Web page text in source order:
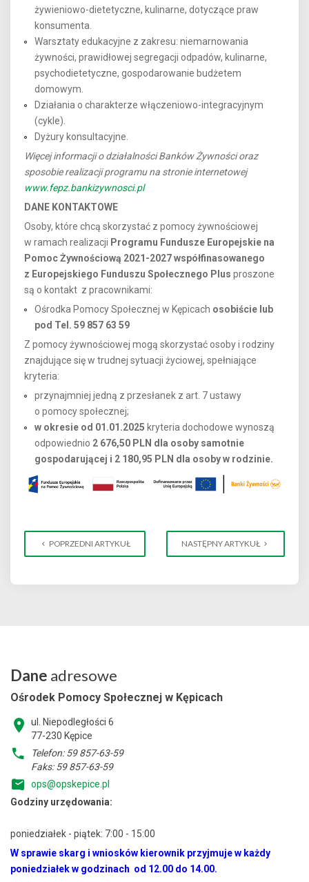
żywieniowo-dietetyczne, kulinarne, dotyczące praw
konsumenta.
Warsztaty edukacyjne z zakresu: niemarnowania
żywności, prawidłowej segregacji odpadów, kulinarne,
psychodietetyczne, gospodarowanie budżetem
domowym.
Działania o charakterze włączeniowo-integracyjnym
(cykle).
Dyżury konsultacyjne.
Więcej informacji o działalności Banków Żywności oraz
sposobie realizacji programu na stronie internetowej
www.fepz.bankizywnosci.pl
DANE KONTAKTOWE
Osoby, które chcą skorzystać z pomocy żywnościowej
w ramach realizacji Programu Fundusze Europejskie na
Pomoc Żywnościową 2021-2027 współfinasowanego
z Europejskiego Funduszu Społecznego Plus proszone
są o kontakt z pracownikami:
Ośrodka Pomocy Społecznej w Kępicach osobiście lub
pod Tel. 59 857 63 59
Z pomocy żywnościowej mogą skorzystać osoby i rodziny
znajdujące się w trudnej sytuacji życiowej, spełniające
kryteria:
przynajmniej jedną z przesłanek z art. 7 ustawy
o pomocy społecznej;
w okresie od 01.01.2025 kryteria dochodowe wynoszą
odpowiednio 2 676,50 PLN dla osoby samotnie
gospodarującej i 2 180,95 PLN dla osoby w rodzinie.
POPRZEDNI ARTYKUŁ NASTĘPNY ARTYKUŁ
Dane adresowe
Ośrodek Pomocy Społecznej w Kępicach
ul. Niepodległości 6
77-230 Kępice
Telefon: 59 857-63-59
Faks: 59 857-63-59
ops@opskepice.pl
Godziny urzędowania:
poniedziałek - piątek: 7:00 - 15:00
W sprawie skarg i wniosków kierownik przyjmuje w każdy
poniedziałek w godzinach od 12.00 do 14.00.